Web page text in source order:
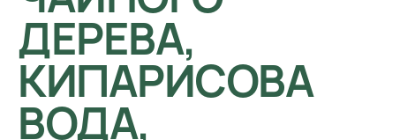
ДЕРЕВА,
КИПАРИСОВА
ВОДА,